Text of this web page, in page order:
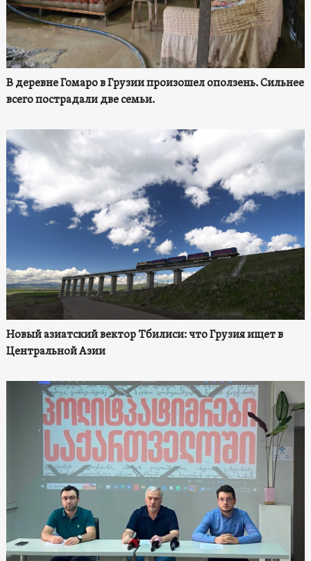
В деревне Гомаро в Грузии произошел оползень. Сильнее
всего пострадали две семьи.
Новый азиатский вектор Тбилиси: что Грузия ищет в
Центральной Азии